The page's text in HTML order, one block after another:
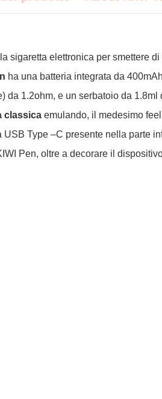
elettronica per smettere
ha una batteria integrata da
1.2ohm, e un serbatoio da
classica emulando, il medesimo
Type –C presente nella parte
Pen, oltre a decorare il